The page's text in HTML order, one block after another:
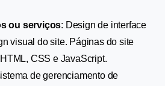
ou serviços: Design de interface
visual do site. Páginas do site
CSS e JavaScript.
de gerenciamento de